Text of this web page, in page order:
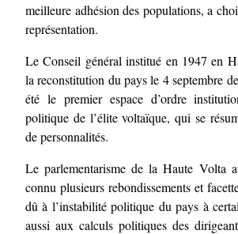
meilleure adhésion des populations, a
représentation.
Le Conseil général institué en 1947 en
la reconstitution du pays le 4 septembre
été le premier espace d’ordre
politique de l’élite voltaïque, qui se
de personnalités.
Le parlementarisme de la Haute Volta
connu plusieurs rebondissements et
dû à l’instabilité politique du pays à
aussi aux calculs politiques des